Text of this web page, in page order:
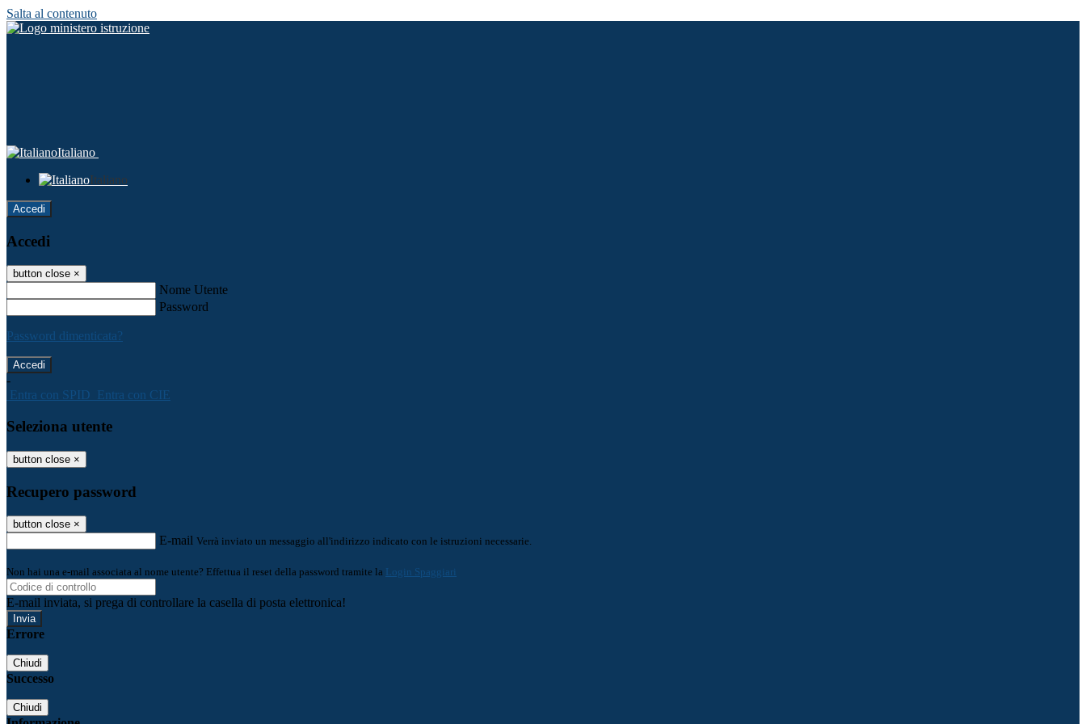
Salta al contenuto
Italiano
Italiano
Accedi
Accedi
button close ×
Nome Utente
Password
Password dimenticata?
-
Entra con SPID Entra con CIE
Seleziona utente
button close ×
Recupero password
button close ×
E-mail Verrà inviato un messaggio all'indirizzo indicato con le istruzioni necessarie.
Non hai una e-mail associata al nome utente? Effettua il reset della password tramite la Login Spaggiari
E-mail inviata, si prega di controllare la casella di posta elettronica!
Errore
Chiudi
Successo
Chiudi